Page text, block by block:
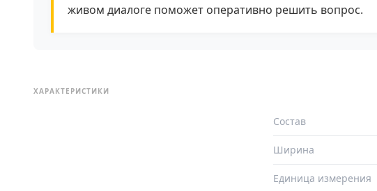
живом диалоге поможет оперативно решить вопрос.
ХАРАКТЕРИСТИКИ
Состав
Ширина
Единица измерения